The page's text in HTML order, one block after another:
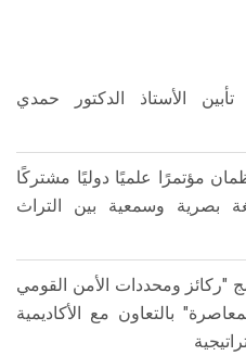
الأستاذ الدكتور حمدي
مؤتمرًا علميًا دوليًا مشتركًا
بصرية وسمعية بين التراث
ومحددات الأمن القومي
بالتعاون مع الأكاديمية